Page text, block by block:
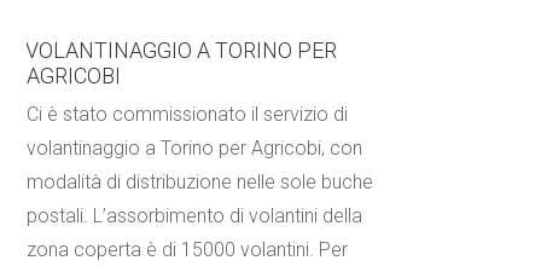
VOLANTINAGGIO A TORINO PER
AGRICOBI
Ci è stato commissionato il servizio di
volantinaggio a Torino per Agricobi, con
modalità di distribuzione nelle sole buche
postali. L’assorbimento di volantini della
zona coperta è di 15000 volantini. Per